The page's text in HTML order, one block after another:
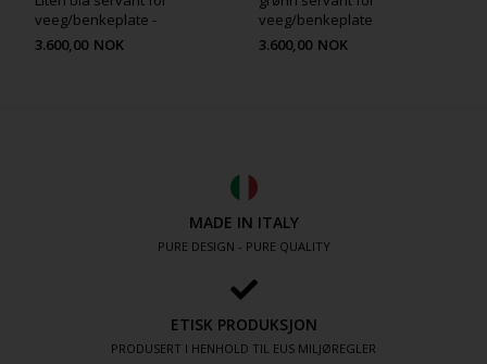
veeg/benkeplate -
3.600,00 NOK
veeg/benkeplate
3.600,00 NOK
MADE IN ITALY
PURE DESIGN - PURE QUALITY
ETISK PRODUKSJON
PRODUSERT I HENHOLD TIL EUS MILJØREGLER